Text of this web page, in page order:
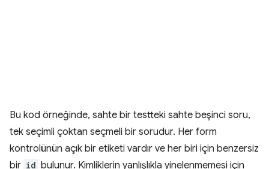
Bu kod örneğinde, sahte bir testteki sahte beşinci soru,
tek seçimli çoktan seçmeli bir sorudur. Her form
kontrolünün açık bir etiketi vardır ve her biri için benzersiz
bir id bulunur. Kimliklerin yanlışlıkla yinelenmemesi için